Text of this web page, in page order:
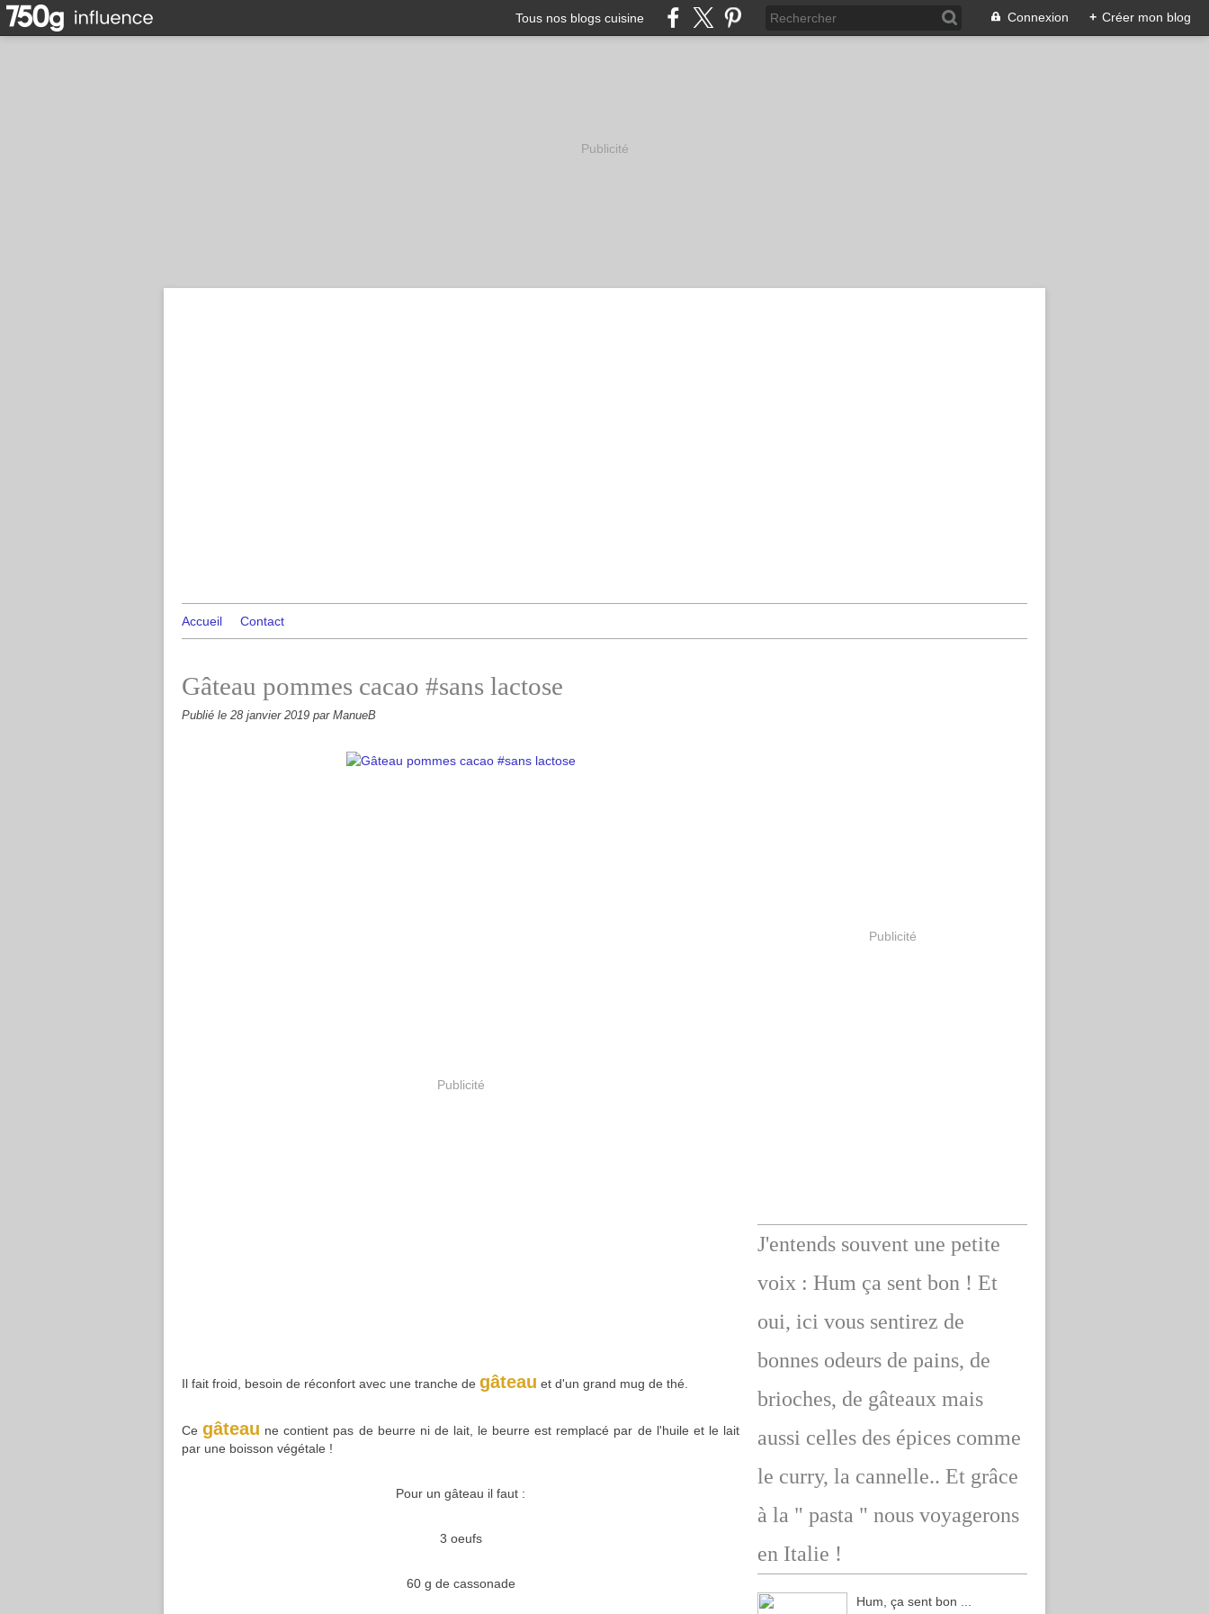
Tous nos blogs cuisine Connexion + Créer mon blog
Publicité
Accueil Contact
Gâteau pommes cacao #sans lactose
Publié le 28 janvier 2019 par ManueB
Publicité
Il fait froid, besoin de réconfort avec une tranche de gâteau et d'un grand mug de thé.
Cegâteau ne contient pas de beurre ni de lait, le beurre est remplacé par de l'huile et le lait
par une boisson végétale !
Pour un gâteau il faut :
3 oeufs
60 g de cassonade
Publicité
J'entends souvent une petite
voix : Hum ça sent bon ! Et
oui, ici vous sentirez de
bonnes odeurs de pains, de
brioches, de gâteaux mais
aussi celles des épices comme
le curry, la cannelle.. Et grâce
à la " pasta " nous voyagerons
en Italie !
Hum, ça sent bon ...